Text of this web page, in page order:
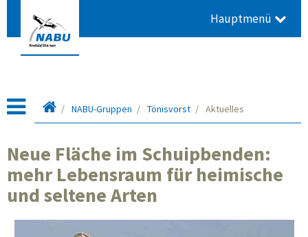
Hauptmenü
Startseite
NABU-Gruppen Tönisvorst Aktuelles
Neue Fläche im Schuipbenden:
mehr Lebensraum für heimische
und seltene Arten